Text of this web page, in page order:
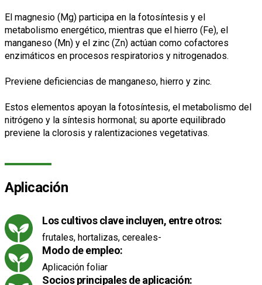
El magnesio (Mg) participa en la fotosíntesis y el
metabolismo energético, mientras que el hierro (Fe), el
manganeso (Mn) y el zinc (Zn) actúan como cofactores
enzimáticos en procesos respiratorios y nitrogenados.
Previene deficiencias de manganeso, hierro y zinc.
Estos elementos apoyan la fotosíntesis, el metabolismo del
nitrógeno y la síntesis hormonal; su aporte equilibrado
previene la clorosis y ralentizaciones vegetativas.
Aplicación
Los cultivos clave incluyen, entre otros:
frutales, hortalizas, cereales-
Modo de empleo:
Aplicación foliar
Socios principales de aplicación: